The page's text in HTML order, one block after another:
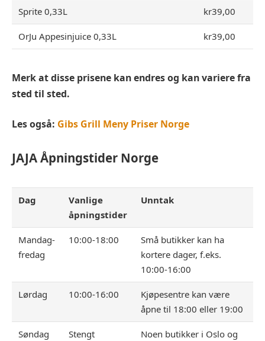
Sprite 0,33L kr39,00
OrJu Appesinjuice 0,33L kr39,00
Merk at disse prisene kan endres og kan variere fra
sted til sted.
Les også: Gibs Grill Meny Priser Norge
JAJAÅpningstider Norge
Dag
Vanlige
åpningstider
Unntak
Mandag-
fredag
10:00-18:00
Små butikker kan ha
kortere dager, f.eks.
10:00-16:00
Lørdag 10:00-16:00
Kjøpesentre kan være
åpne til 18:00 eller 19:00
Søndag Stengt
Noen butikker i Oslo og